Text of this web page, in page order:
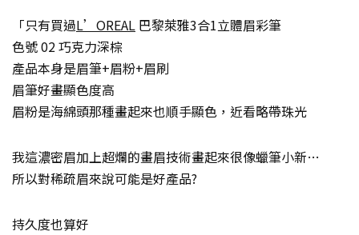
「只有買過L’OREAL 巴黎萊雅3合1立體眉彩筆
色號 02 巧克力深棕
產品本身是眉筆+眉粉+眉刷
眉筆好畫顯色度高
眉粉是海綿頭那種畫起來也順手顯色，近看略帶珠光
我這濃密眉加上超爛的畫眉技術畫起來很像蠟筆小新…
所以對稀疏眉來說可能是好產品?
持久度也算好